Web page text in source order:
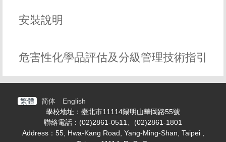
安裝說明
危害性化學品評估及分級管理技術指引
繁體 简体
English
學校地址：臺北市11114陽明山華岡路55號
聯絡電話：(02)2861-0511、(02)2861-1801
Address：55, Hwa-Kang Road, Yang-Ming-Shan, Taipei ,